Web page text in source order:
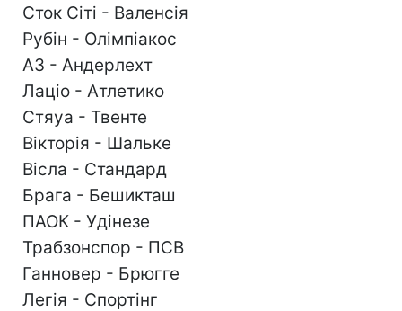
Сток Сіті - Валенсія
Рубін - Олімпіакос
АЗ - Андерлехт
Лаціо - Атлетико
Стяуа - Твенте
Вікторія - Шальке
Вісла - Стандард
Брага - Бешикташ
ПАОК - Удінезе
Трабзонспор - ПСВ
Ганновер - Брюгге
Легія - Спортінг